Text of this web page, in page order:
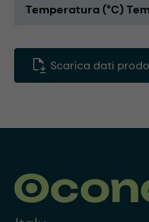
Temperatura (°C)
Scarica dati